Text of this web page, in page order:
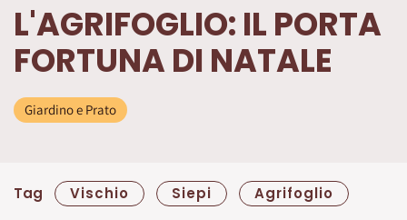
L'AGRIFOGLIO: IL PORTA
FORTUNA DI NATALE
Giardino e Prato
Tag Vischio Siepi Agrifoglio